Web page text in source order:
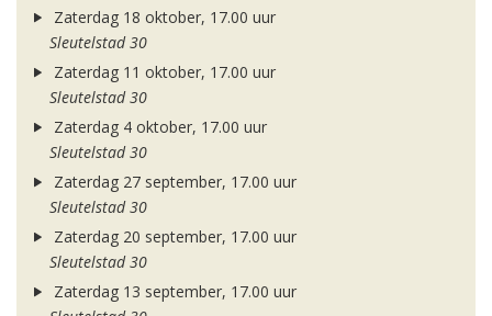
Zaterdag 18 oktober, 17.00 uur
Sleutelstad 30
Zaterdag 11 oktober, 17.00 uur
Sleutelstad 30
Zaterdag 4 oktober, 17.00 uur
Sleutelstad 30
Zaterdag 27 september, 17.00 uur
Sleutelstad 30
Zaterdag 20 september, 17.00 uur
Sleutelstad 30
Zaterdag 13 september, 17.00 uur